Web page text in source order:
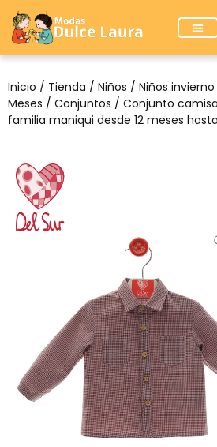
Inicio / Tienda / Niños / Niños invierno
Meses / Conjuntos / Conjunto
familia maniqui desde 12 meses